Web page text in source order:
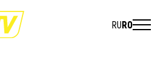
RURO